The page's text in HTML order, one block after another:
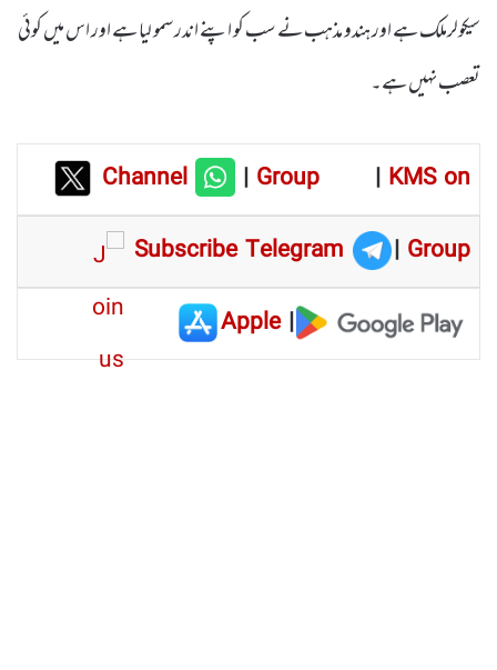
سیکولرملک ہے اور ہندو مذہب نے سب کو اپنے اندر سمو لیا ہے اور اس میں کوئی
تعصب نہیں ہے۔
Channel |Group | KMS on
Subscribe Telegram
| Group
|
Apple